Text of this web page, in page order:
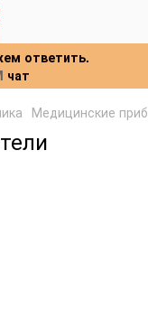
ответить.
чат
Медицинские